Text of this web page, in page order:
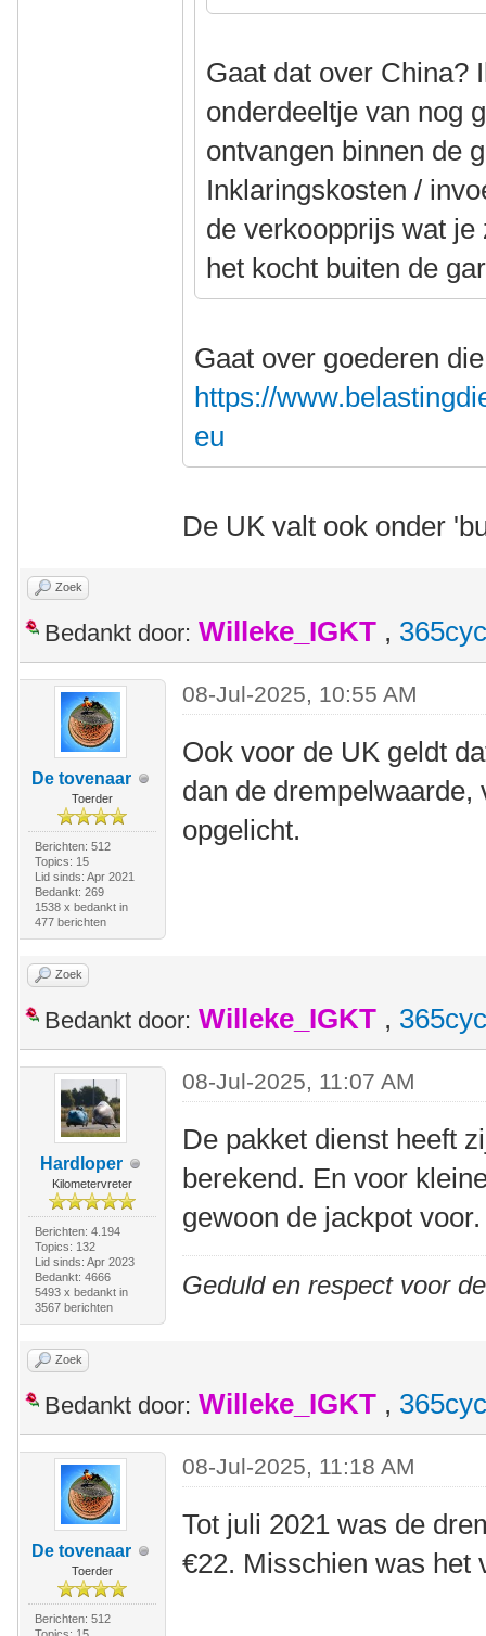
Gaat dat over China?
onderdeeltje van nog
ontvangen binnen de
Inklaringskosten /
de verkoopprijs wat
het kocht buiten de
Gaat over goederen
https://
eu
De UK valt ook onder
Zoek
Bedankt door: Willeke_IGKT ,
De tovenaar
Toerder
Berichten: 512
Topics: 15
Lid sinds: Apr 2021
Bedankt: 269
1538 x bedankt in
477 berichten
08-Jul-2025, 10:55 AM
Ook voor de UK geldt
dan de
opgelicht.
Zoek
Bedankt door: Willeke_IGKT ,
Hardloper
Kilometervreter
Berichten: 4.194
Topics: 132
Lid sinds: Apr 2023
Bedankt: 4666
5493 x bedankt in
3567 berichten
08-Jul-2025, 11:07 AM
De pakket dienst heeft
berekend. En voor
gewoon de jackpot voor.
Geduld en respect voor
Zoek
Bedankt door: Willeke_IGKT ,
De tovenaar
Toerder
Berichten: 512
08-Jul-2025, 11:18 AM
Tot juli 2021 was de
€22. Misschien was het